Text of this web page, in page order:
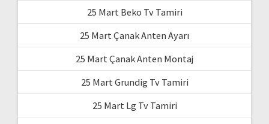
25 Mart Beko Tv Tamiri
25 Mart Çanak Anten Ayarı
25 Mart Çanak Anten Montaj
25 Mart Grundig Tv Tamiri
25 Mart Lg Tv Tamiri